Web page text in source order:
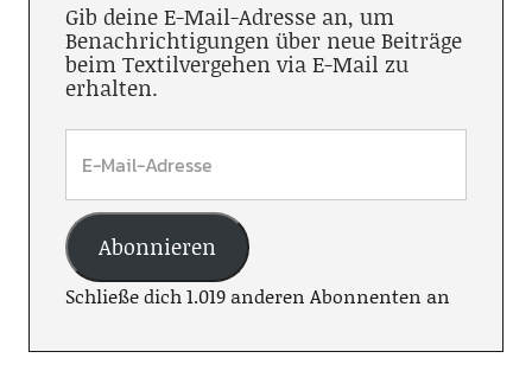
Gib deine E-Mail-Adresse an, um
Benachrichtigungen über neue Beiträge
beim Textilvergehen via E-Mail zu
erhalten.
Abonnieren
Schließe dich 1.019 anderen Abonnenten an